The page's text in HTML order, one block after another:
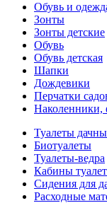
Обувь и
Зонты
Зонты детские
Обувь
Обувь детская
Шапки
Дождевики
Перчатки
Наколенники,
Туалеты
Биотуалеты
Туалеты-ведра
Кабины
Сидения для
Расходные